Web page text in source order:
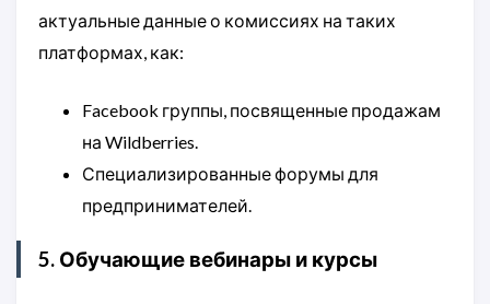
актуальные данные о комиссиях на таких
платформах, как:
Facebook группы, посвященные продажам
на Wildberries.
Специализированные форумы для
предпринимателей.
5. Обучающие вебинары и курсы